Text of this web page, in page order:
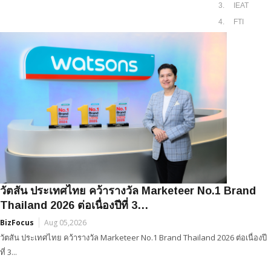
IEAT
FTI
วัตสัน ประเทศไทย คว้ารางวัล Marketeer No.1 Brand
Thailand 2026 ต่อเนื่องปีที่ 3…
BizFocus Aug 05,2026
วัตสัน ประเทศไทย คว้ารางวัล Marketeer No.1 Brand Thailand 2026 ต่อเนื่องปี
ที่ 3...